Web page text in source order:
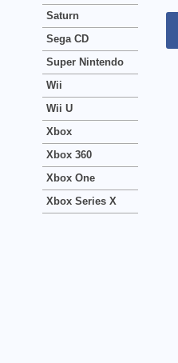
Saturn
Sega CD
Super Nintendo
Wii
Wii U
Xbox
Xbox 360
Xbox One
Xbox Series X